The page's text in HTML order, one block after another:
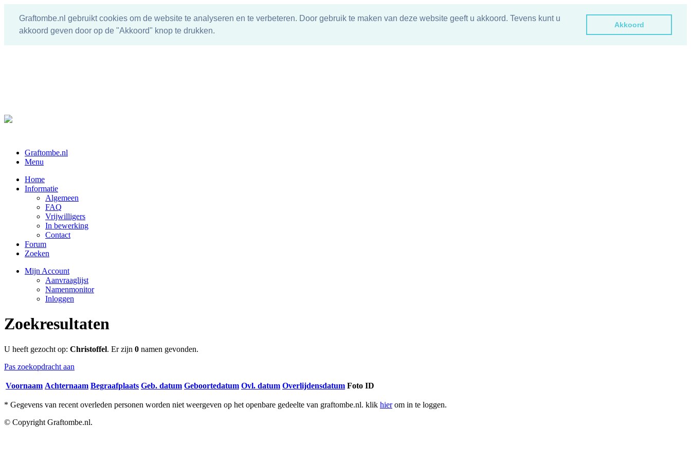
Graftombe.nl gebruikt cookies om de website te analyseren en te verbeteren. Door gebruik te maken van deze website geeft u akkoord. Tevens kunt u
akkoord geven door op de "Akkoord" knop te drukken.
Akkoord
Graftombe.nl
Menu
Home
Informatie
Algemeen
FAQ
Vrijwilligers
In bewerking
Contact
Forum
Zoeken
Mijn Account
Aanvraaglijst
Namenmonitor
Inloggen
Zoekresultaten
U heeft gezocht op: Christoffel. Er zijn 0 namen gevonden.
Pas zoekopdracht aan
Voornaam Achternaam Begraafplaats Geb. datum Geboortedatum Ovl. datum Overlijdensdatum Foto ID
* Gegevens van recent overleden personen worden niet weergeven op het openbare gedeelte van graftombe.nl. klik hierom in te loggen.
© Copyright Graftombe.nl.